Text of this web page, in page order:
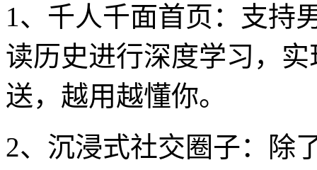
1、千人千面首页：支持
读历史进行深度学习，
送，越用越懂你。
2、沉浸式社交圈子：除